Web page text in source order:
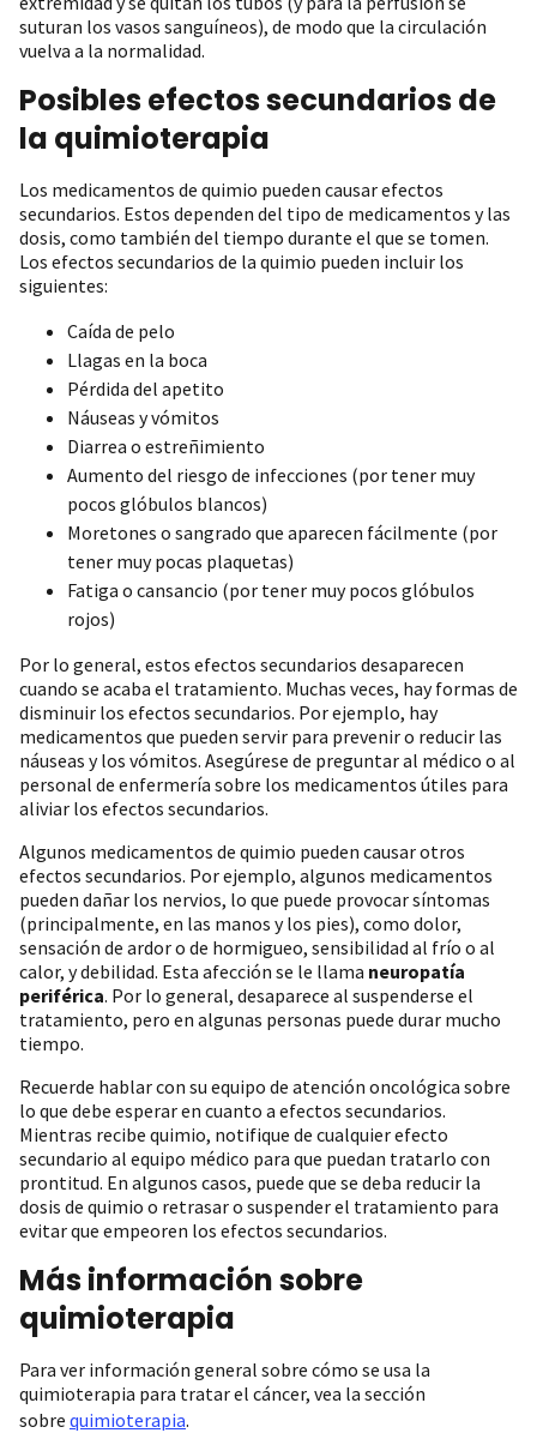
suturan los vasos sanguíneos), de modo que la circulación
vuelva a la normalidad.
Posibles efectos secundarios de
la quimioterapia
Los medicamentos de quimio pueden causar efectos
secundarios. Estos dependen del tipo de medicamentos y las
dosis, como también del tiempo durante el que se tomen.
Los efectos secundarios de la quimio pueden incluir los
siguientes:
Caída de pelo
Llagas en la boca
Pérdida del apetito
Náuseas y vómitos
Diarrea o estreñimiento
Aumento del riesgo de infecciones (por tener muy
pocos glóbulos blancos)
Moretones o sangrado que aparecen fácilmente (por
tener muy pocas plaquetas)
Fatiga o cansancio (por tener muy pocos glóbulos
rojos)
Por lo general, estos efectos secundarios desaparecen
cuando se acaba el tratamiento. Muchas veces, hay formas de
disminuir los efectos secundarios. Por ejemplo, hay
medicamentos que pueden servir para prevenir o reducir las
náuseas y los vómitos. Asegúrese de preguntar al médico o al
personal de enfermería sobre los medicamentos útiles para
aliviar los efectos secundarios.
Algunos medicamentos de quimio pueden causar otros
efectos secundarios. Por ejemplo, algunos medicamentos
pueden dañar los nervios, lo que puede provocar síntomas
(principalmente, en las manos y los pies), como dolor,
sensación de ardor o de hormigueo, sensibilidad al frío o al
calor, y debilidad. Esta afección se le llama neuropatía
periférica. Por lo general, desaparece al suspenderse el
tratamiento, pero en algunas personas puede durar mucho
tiempo.
Recuerde hablar con su equipo de atención oncológica sobre
lo que debe esperar en cuanto a efectos secundarios.
Mientras recibe quimio, notifique de cualquier efecto
secundario al equipo médico para que puedan tratarlo con
prontitud. En algunos casos, puede que se deba reducir la
dosis de quimio o retrasar o suspender el tratamiento para
evitar que empeoren los efectos secundarios.
Más información sobre
quimioterapia
Para ver información general sobre cómo se usa la
quimioterapia para tratar el cáncer, vea la sección
sobre quimioterapia.